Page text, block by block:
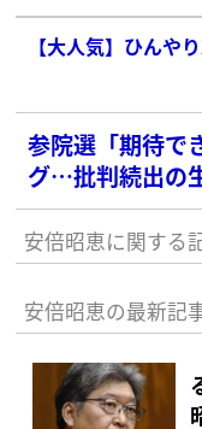
【大人気】ひんや
参院選「期待で
グ…批判続出の
は？
安倍昭恵に関する
安倍昭恵の最新記